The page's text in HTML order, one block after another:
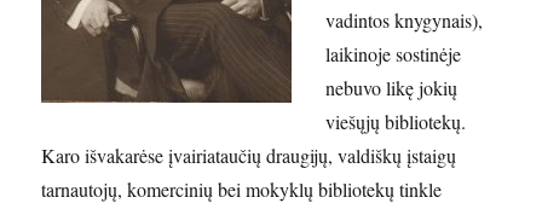
vadintos knygynais),
laikinoje sostinėje
nebuvo likę jokių
viešųjų bibliotekų.
Karo išvakarėse įvairiataučių draugijų, valdiškų įstaigų
tarnautojų, komercinių bei mokyklų bibliotekų tinkle